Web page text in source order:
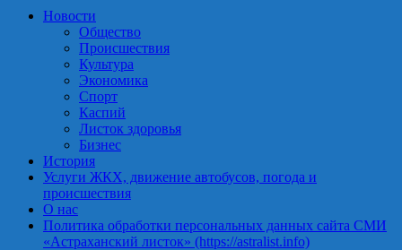
Новости
Общество
Происшествия
Культура
Экономика
Спорт
Каспий
Листок здоровья
Бизнес
История
Услуги ЖКХ, движение автобусов, погода и
происшествия
О нас
Политика обработки персональных данных сайта СМИ
«Астраханский листок» (https://astralist.info)